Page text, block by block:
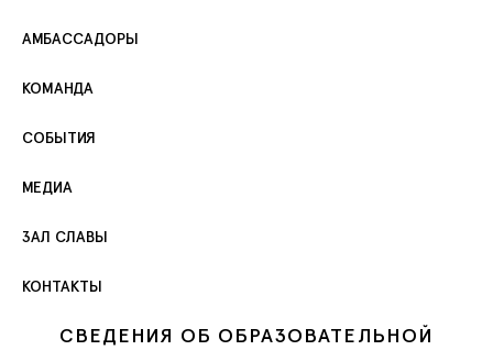
АМБАССАДОРЫ
КОМАНДА
СОБЫТИЯ
МЕДИА
ЗАЛ СЛАВЫ
КОНТАКТЫ
СВЕДЕНИЯ ОБ ОБРАЗОВАТЕЛЬНОЙ